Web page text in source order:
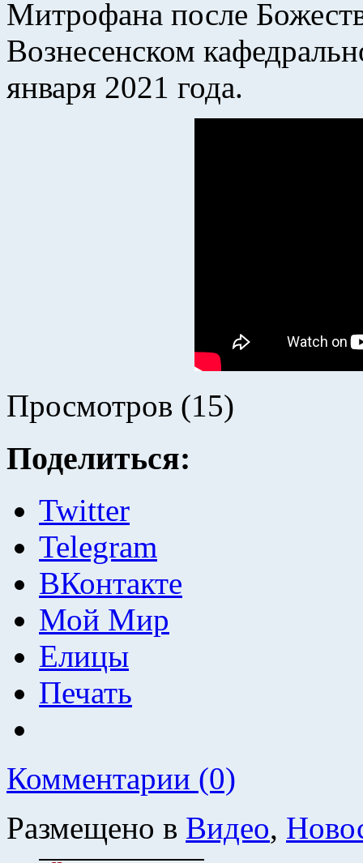
Митрофана после
Вознесенском
января 2021 года.
Просмотров (15)
Поделиться:
Twitter
Telegram
ВКонтакте
Мой Мир
Елицы
Печать
Комментарии (0)
Размещено в Видео,